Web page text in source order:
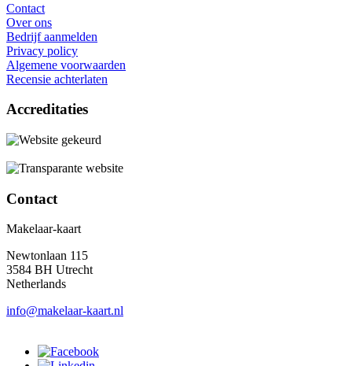
Contact
Over ons
Bedrijf aanmelden
Privacy policy
Algemene voorwaarden
Recensie achterlaten
Accreditaties
Contact
Makelaar-kaart
Newtonlaan 115
3584 BH Utrecht
Netherlands
info@makelaar-kaart.nl